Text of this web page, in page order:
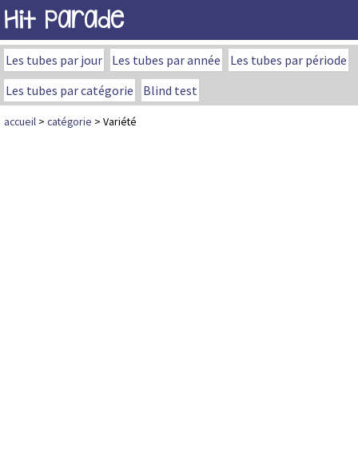
Hit Parade
Les tubes par jour Les tubes par année
Les tubes par période
Les tubes par catégorie
Blind test
accueil > catégorie > Variété